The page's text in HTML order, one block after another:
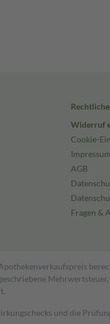
Widerruf
Cookie-
Impressum
AGB
Fragen &
Mehrwertsteuer,
und die